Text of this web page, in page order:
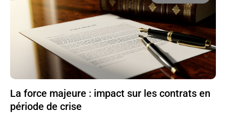
La force majeure : impact sur les contrats en
période de crise